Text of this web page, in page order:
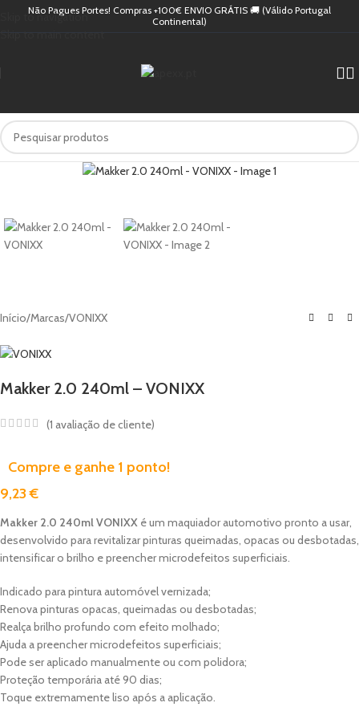
Skip to navigation
Não Pagues Portes! Compras +100€ ENVIO GRÁTIS 🚚 (Válido Portugal
Continental)
Início/Marcas/VONIXX
Makker 2.0 240ml – VONIXX
(1 avaliação de cliente)
Compre e ganhe 1 ponto!
9,23€
Makker 2.0 240ml VONIXX é um maquiador automotivo pronto a usar,
desenvolvido para revitalizar pinturas queimadas, opacas ou desbotadas,
intensificar o brilho e preencher microdefeitos superficiais.
Indicado para pintura automóvel vernizada;
Renova pinturas opacas, queimadas ou desbotadas;
Realça brilho profundo com efeito molhado;
Ajuda a preencher microdefeitos superficiais;
Pode ser aplicado manualmente ou com polidora;
Proteção temporária até 90 dias;
Toque extremamente liso após a aplicação.